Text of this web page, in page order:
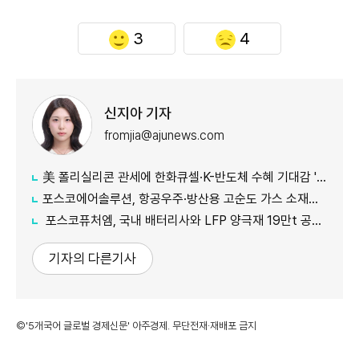
3 4
신지아 기자
fromjia@ajunews.com
美 폴리실리콘 관세에 한화큐셀·K-반도체 수혜 기대감 '쑥'
포스코에어솔루션, 항공우주·방산용 고순도 가스 소재분야 글로벌 인증 획득
포스코퓨처엠, 국내 배터리사와 LFP 양극재 19만t 공급계약 체결
기자의 다른기사
©'5개국어 글로벌 경제신문' 아주경제. 무단전재·재배포 금지